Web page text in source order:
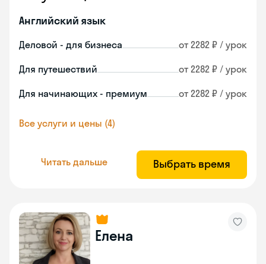
Английский язык
Деловой - для бизнеса от 2282 ₽ / урок
Для путешествий от 2282 ₽ / урок
Для начинающих - премиум от 2282 ₽ / урок
Все услуги и цены (4)
Читать дальше Выбрать время
Елена